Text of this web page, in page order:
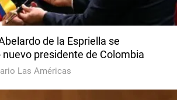
de la Espriella se
presidente de Colombia
Las Américas